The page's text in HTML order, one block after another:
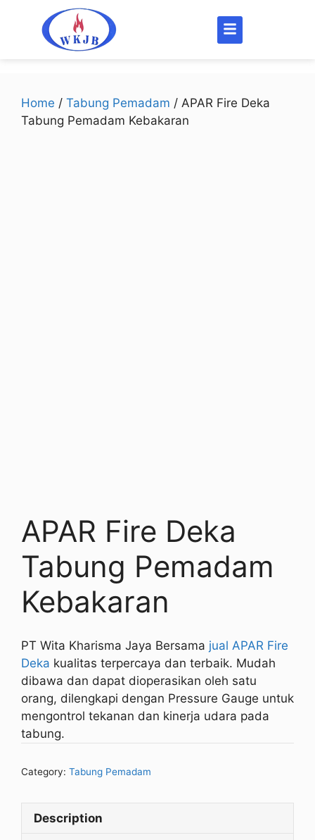
Home / Tabung Pemadam / APAR Fire Deka
Tabung Pemadam Kebakaran
APAR Fire Deka
Tabung Pemadam
Kebakaran
PT Wita Kharisma Jaya Bersama jual APAR Fire
Deka kualitas terpercaya dan terbaik. Mudah
dibawa dan dapat dioperasikan oleh satu
orang, dilengkapi dengan Pressure Gauge untuk
mengontrol tekanan dan kinerja udara pada
tabung.
Category: Tabung Pemadam
Description